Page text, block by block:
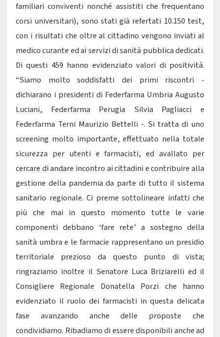
familiari conviventi nonché assistiti che frequentano
corsi universitari), sono stati già refertati 10.150 test,
con i risultati che oltre al cittadino vengono inviati al
medico curante ed ai servizi di sanità pubblica dedicati.
Di questi 459 hanno evidenziato valori di positività.
“Siamo molto soddisfatti dei primi riscontri -
dichiarano i presidenti di Federfarma Umbria Augusto
Luciani, Federfarma Perugia Silvia Pagliacci e
Federfarma Terni Maurizio Bettelli -. Si tratta di uno
screening molto importante, effettuato nella totale
sicurezza per utenti e farmacisti, ed avallato per
cercare di andare incontro ai cittadini e contribuire alla
gestione della pandemia da parte di tutto il sistema
sanitario regionale. Ci preme sottolineare infatti che
più che mai in questo momento tutte le varie
componenti debbano ‘fare rete’ a sostegno della
sanità umbra e le farmacie rappresentano un presidio
territoriale prezioso da questo punto di vista;
ringraziamo inoltre il Senatore Luca Briziarelli ed il
Consigliere Regionale Donatella Porzi che hanno
evidenziato il ruolo dei farmacisti in questa delicata
fase avanzando anche delle proposte che
condividiamo. Ribadiamo di essere disponibili anche ad